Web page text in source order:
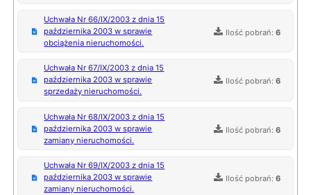
Uchwała Nr 66/IX/2003 z dnia 15
października 2003 w sprawie
obciążenia nieruchomości.
Ilość pobrań:6
Uchwała Nr 67/IX/2003 z dnia 15
października 2003 w sprawie
sprzedaży nieruchomości.
Ilość pobrań:6
Uchwała Nr 68/IX/2003 z dnia 15
października 2003 w sprawie
zamiany nieruchomości.
Ilość pobrań:6
Uchwała Nr 69/IX/2003 z dnia 15
października 2003 w sprawie
zamiany nieruchomości.
Ilość pobrań:6